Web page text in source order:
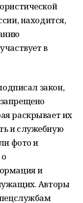
находится,
в
закон,
раскрывает их
и служебную
фото и
и
Авторы